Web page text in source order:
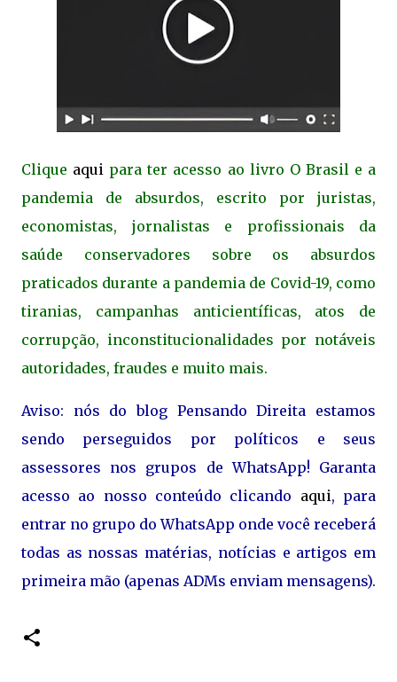
Clique aqui para ter acesso ao livro O Brasil e a
pandemia de absurdos, escrito por juristas,
economistas, jornalistas e profissionais da
saúde conservadores sobre os absurdos
praticados durante a pandemia de Covid-19, como
tiranias, campanhas anticientíficas, atos de
corrupção, inconstitucionalidades por notáveis
autoridades, fraudes e muito mais.
Aviso: nós do blog Pensando Direita estamos
sendo perseguidos por políticos e seus
assessores nos grupos de WhatsApp! Garanta
acesso ao nosso conteúdo clicando aqui, para
entrar no grupo do WhatsApp onde você receberá
todas as nossas matérias, notícias e artigos em
primeira mão (apenas ADMs enviam mensagens).